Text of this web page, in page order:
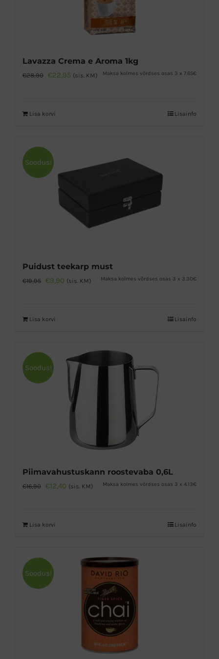
Lavazza Crema e Aroma 1kg
€28,90 Algne
€28,90.
€22,95Praegune
(sis. KM) Maksa kolmes võrdses osas 3 x 7.65€
Lisa korvi Lisainfo
Soodus!
Puidust teekarp must
€19,95 Algne
€19,95.
€9,90 Praegune
(sis. KM) Maksa kolmes võrdses osas 3 x 3.30€
Lisa korvi Lisainfo
Soodus!
Piimavahustuskann roostevaba 0,6L
€16,90 Algne
€16,90.
€12,40 Praegune
(sis. KM) Maksa kolmes võrdses osas 3 x 4.13€
Lisa korvi Lisainfo
Soodus!